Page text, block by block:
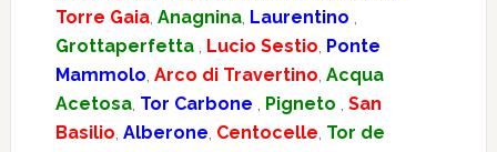
Torre Gaia, Anagnina, Laurentino ,
Grottaperfetta , Lucio Sestio, Ponte
Mammolo, Arco di Travertino, Acqua
Acetosa, Tor Carbone , Pigneto , San
Basilio, Alberone, Centocelle, Tor de